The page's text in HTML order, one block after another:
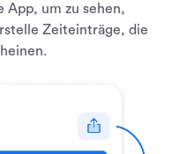
App, um zu sehen,
Zeiteinträge, die